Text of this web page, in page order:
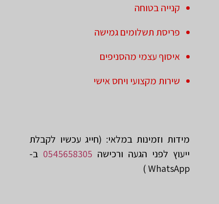
קנייה בטוחה
פריסת תשלומים גמישה
איסוף עצמי מהסניפים
שירות מקצועי ויחס אישי
מידות וזמינות במלאי: (חייג עכשיו לקבלת
ייעוץ לפני ‏הגעה ורכישה 0545658305 ‏ב-
WhatsApp )